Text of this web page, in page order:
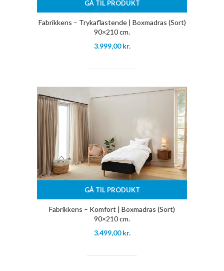
GÅ TIL PRODUKT
Fabrikkens – Trykaflastende | Boxmadras (Sort)
90×210 cm.
3.999,00kr.
GÅ TIL PRODUKT
Fabrikkens – Komfort | Boxmadras (Sort)
90×210 cm.
3.499,00kr.